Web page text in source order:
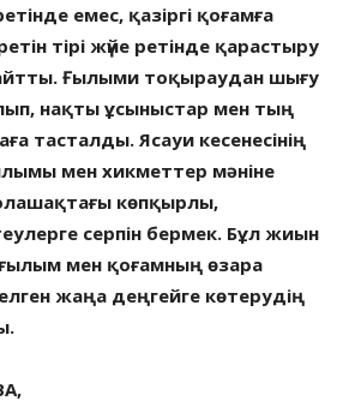
емес, қазіргі қоғамға
тірі жүйе ретінде қарастыру
айтты. Ғылыми тоқыраудан шығу
нақты ұсыныстар мен тың
тасталды. Ясауи кесенесінің
мен хикметтер мәніне
көпқырлы,
серпін бермек. Бұл жиын
мен қоғамның өзара
жаңа деңгейге көтерудің